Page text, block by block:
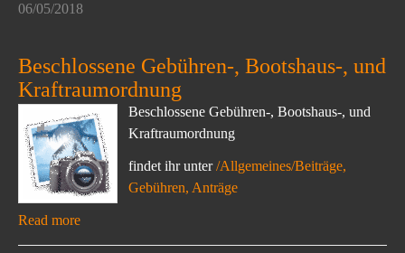
06/05/2018
Beschlossene Gebühren-, Bootshaus-, und
Kraftraumordnung
Beschlossene Gebühren-, Bootshaus-, und
Kraftraumordnung
findet ihr unter/Allgemeines/Beiträge,
Gebühren, Anträge
Read more